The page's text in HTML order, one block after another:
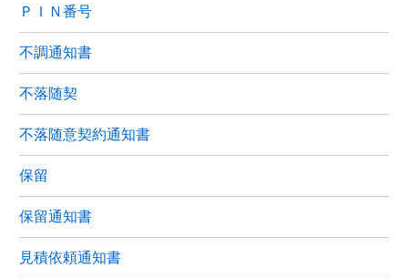
ＰＩＮ番号
不調通知書
不落随契
不落随意契約通知書
保留
保留通知書
見積依頼通知書